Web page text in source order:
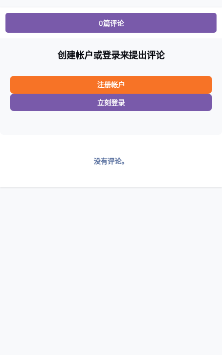
0篇评论
创建帐户或登录来提出评论
注册帐户
立刻登录
没有评论。